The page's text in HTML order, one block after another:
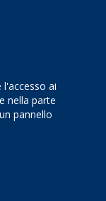
ai
nella parte
pannello